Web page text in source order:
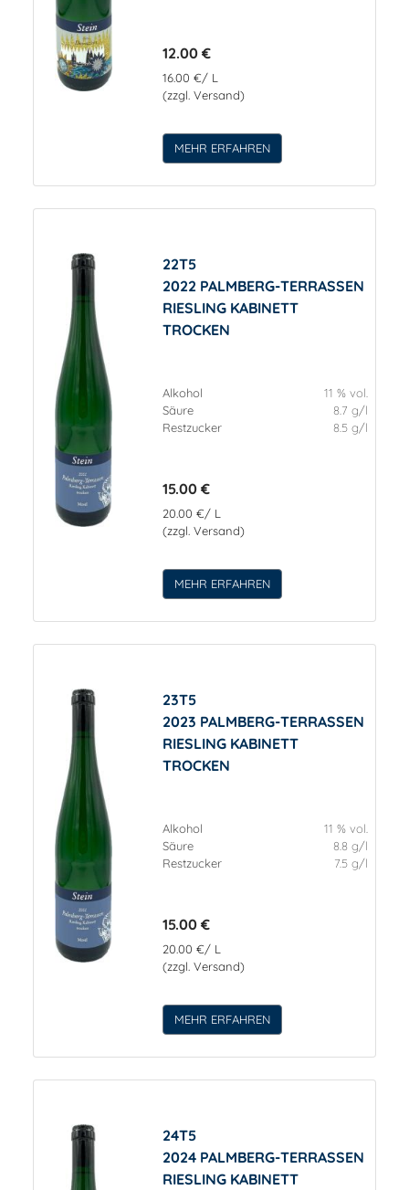
12.00 €
16.00 €/ L
(zzgl. Versand)
MEHR ERFAHREN
22T5
2022 PALMBERG-TERRASSEN
RIESLING KABINETT
TROCKEN
Alkohol
11 % vol.
Säure
8.7 g/l
Restzucker
8.5 g/l
15.00 €
20.00 €/ L
(zzgl. Versand)
MEHR ERFAHREN
23T5
2023 PALMBERG-TERRASSEN
RIESLING KABINETT
TROCKEN
Alkohol
11 % vol.
Säure
8.8 g/l
Restzucker
7.5 g/l
15.00 €
20.00 €/ L
(zzgl. Versand)
MEHR ERFAHREN
24T5
2024 PALMBERG-TERRASSEN
RIESLING KABINETT